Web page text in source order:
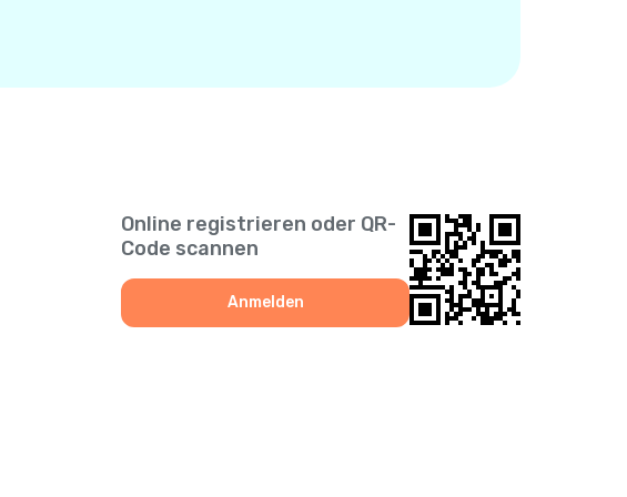
Online registrieren oder QR-
Code scannen
Anmelden